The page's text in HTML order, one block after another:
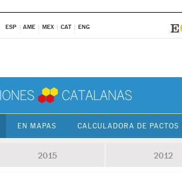
ESP AME MEX CAT ENG
EN MAPAS CALCULADORA DE PACTOS
2015 2012